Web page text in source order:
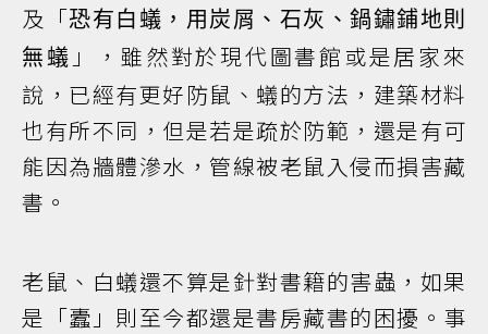
及「恐有白蟻，用炭屑、石灰、鍋鏽鋪地則
無蟻 」，雖然對於現代圖書館或是居家來
說，已經有更好防鼠、蟻的方法，建築材料
也有所不同，但是若是疏於防範，還是有可
能因為牆體滲水，管線被老鼠入侵而損害藏
書。
老鼠、白蟻還不算是針對書籍的害蟲，如果
是「蠹」則至今都還是書房藏書的困擾。事